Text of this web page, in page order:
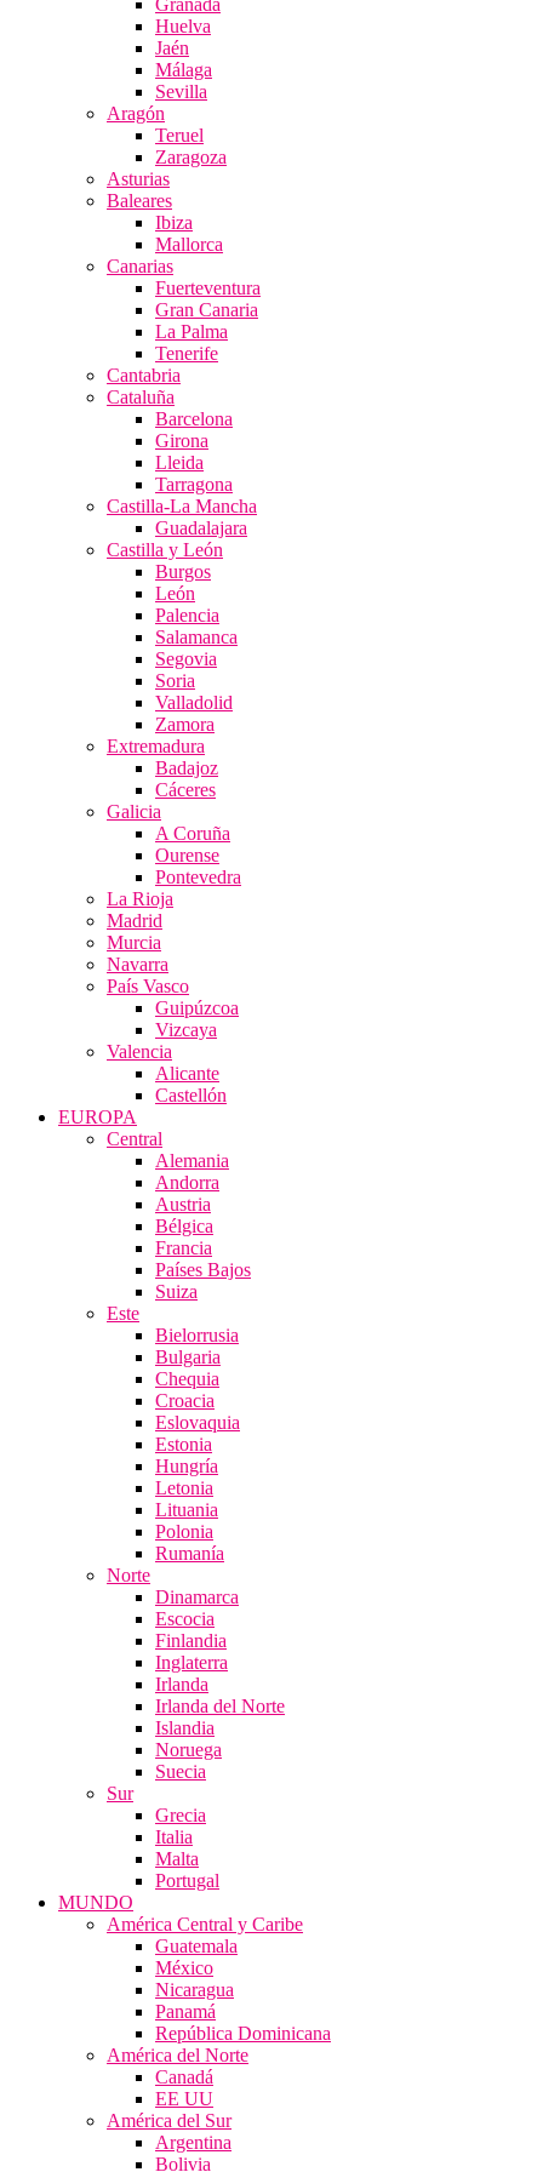
Granada
Huelva
Jaén
Málaga
Sevilla
Aragón
Teruel
Zaragoza
Asturias
Baleares
Ibiza
Mallorca
Canarias
Fuerteventura
Gran Canaria
La Palma
Tenerife
Cantabria
Cataluña
Barcelona
Girona
Lleida
Tarragona
Castilla-La Mancha
Guadalajara
Castilla y León
Burgos
León
Palencia
Salamanca
Segovia
Soria
Valladolid
Zamora
Extremadura
Badajoz
Cáceres
Galicia
A Coruña
Ourense
Pontevedra
La Rioja
Madrid
Murcia
Navarra
País Vasco
Guipúzcoa
Vizcaya
Valencia
Alicante
Castellón
EUROPA
Central
Alemania
Andorra
Austria
Bélgica
Francia
Países Bajos
Suiza
Este
Bielorrusia
Bulgaria
Chequia
Croacia
Eslovaquia
Estonia
Hungría
Letonia
Lituania
Polonia
Rumanía
Norte
Dinamarca
Escocia
Finlandia
Inglaterra
Irlanda
Irlanda del Norte
Islandia
Noruega
Suecia
Sur
Grecia
Italia
Malta
Portugal
MUNDO
América Central y Caribe
Guatemala
México
Nicaragua
Panamá
República Dominicana
América del Norte
Canadá
EE UU
América del Sur
Argentina
Bolivia